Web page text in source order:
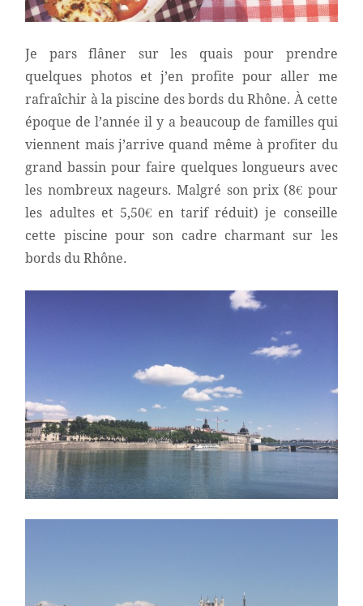
Je pars flâner sur les quais pour prendre
quelques photos et j’en profite pour aller me
rafraîchir à la piscine des bords du Rhône. À cette
époque de l’année il y a beaucoup de familles qui
viennent mais j’arrive quand même à profiter du
grand bassin pour faire quelques longueurs avec
les nombreux nageurs. Malgré son prix (8€ pour
les adultes et 5,50€ en tarif réduit) je conseille
cette piscine pour son cadre charmant sur les
bords du Rhône.